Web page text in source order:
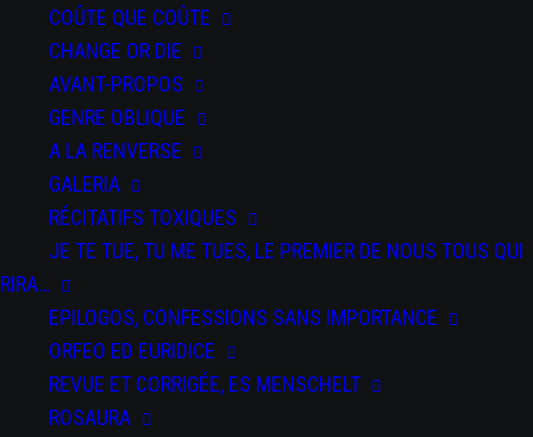
COÛTE QUE COÛTE
CHANGE OR DIE
AVANT-PROPOS
GENRE OBLIQUE
A LA RENVERSE
GALERIA
RÉCITATIFS TOXIQUES
JE TE TUE, TU ME TUES, LE PREMIER DE NOUS TOUS QUI
RIRA…
EPILOGOS, CONFESSIONS SANS IMPORTANCE
ORFEO ED EURIDICE
REVUE ET CORRIGÉE, ES MENSCHELT
ROSAURA
Oct 2024
SPECTACLES
Salti